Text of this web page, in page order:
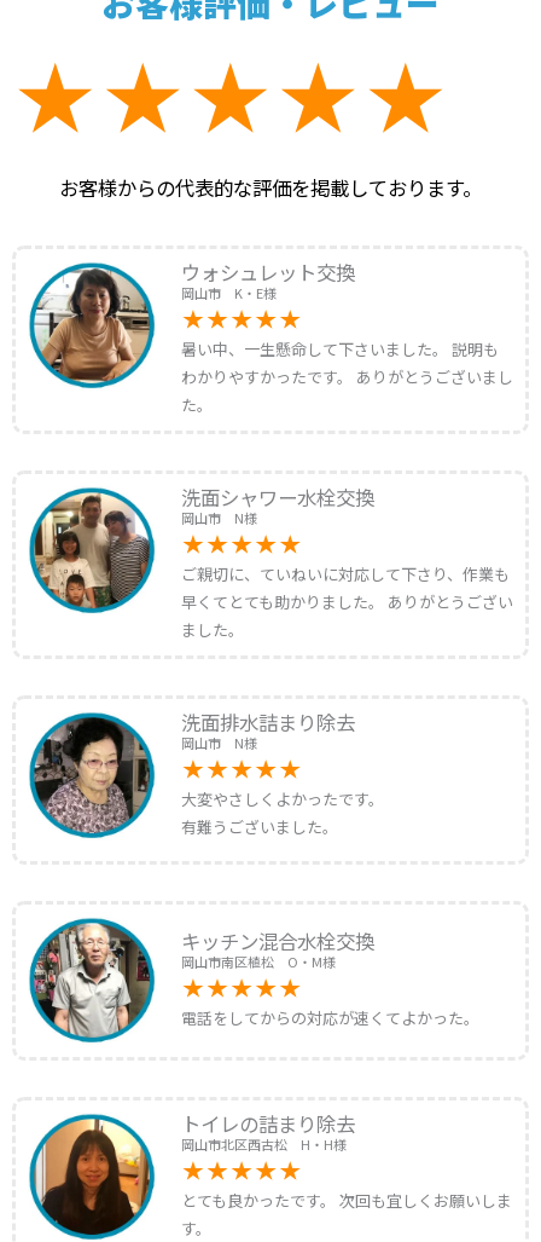
お客様からの代表的な評価を掲載しております。
ウォシュレット交換
岡山市 K・E様
暑い中、一生懸命して下さいました。 説明も
わかりやすかったです。 ありがとうございまし
た。
洗面シャワー水栓交換
岡山市 N様
ご親切に、ていねいに対応して下さり、作業も
早くてとても助かりました。 ありがとうござい
ました。
洗面排水詰まり除去
岡山市 N様
大変やさしくよかったです。
有難うございました。
キッチン混合水栓交換
岡山市南区植松 O・M様
電話をしてからの対応が速くてよかった。
トイレの詰まり除去
岡山市北区西古松 H・H様
とても良かったです。 次回も宜しくお願いしま
す。